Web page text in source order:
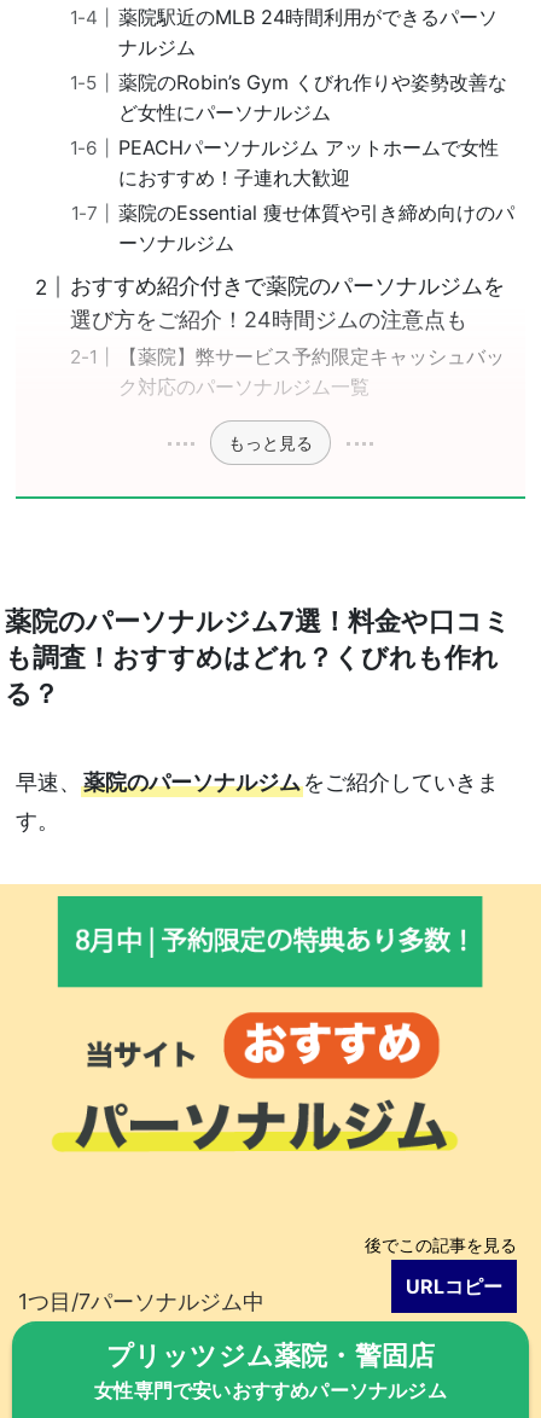
薬院駅近のMLB 24時間利用ができるパーソ
ナルジム
薬院のRobin’s Gym くびれ作りや姿勢改善な
ど女性にパーソナルジム
PEACHパーソナルジム アットホームで女性
におすすめ！子連れ大歓迎
薬院のEssential 痩せ体質や引き締め向けのパ
ーソナルジム
おすすめ紹介付きで薬院のパーソナルジムを
選び方をご紹介！24時間ジムの注意点も
【薬院】弊サービス予約限定キャッシュバッ
ク対応のパーソナルジム一覧
もっと見る
薬院のパーソナルジム7選！料金や口コミ
も調査！おすすめはどれ？くびれも作れ
る？
早速、 薬院のパーソナルジムをご紹介していきま
す。
後でこの記事を見る
URLコピー
1つ目/7パーソナルジム中
プリッツジム薬院・警固店
女性専門で安いおすすめパーソナルジム